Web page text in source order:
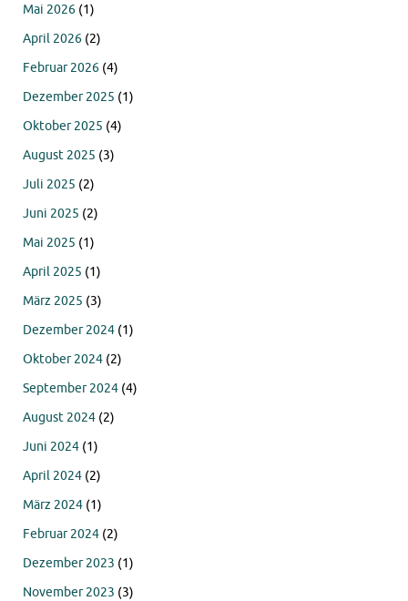
Mai 2026 (1)
April 2026 (2)
Februar 2026 (4)
Dezember 2025 (1)
Oktober 2025 (4)
August 2025 (3)
Juli 2025 (2)
Juni 2025 (2)
Mai 2025 (1)
April 2025 (1)
März 2025 (3)
Dezember 2024 (1)
Oktober 2024 (2)
September 2024 (4)
August 2024 (2)
Juni 2024 (1)
April 2024 (2)
März 2024 (1)
Februar 2024 (2)
Dezember 2023 (1)
November 2023 (3)